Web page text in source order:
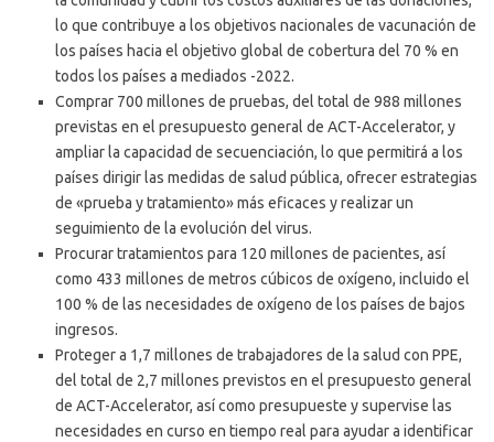
lo que contribuye a los objetivos nacionales de vacunación de
los países hacia el objetivo global de cobertura del 70 % en
todos los países a mediados -2022.
Comprar 700 millones de pruebas, del total de 988 millones
previstas en el presupuesto general de ACT-Accelerator, y
ampliar la capacidad de secuenciación, lo que permitirá a los
países dirigir las medidas de salud pública, ofrecer estrategias
de «prueba y tratamiento» más eficaces y realizar un
seguimiento de la evolución del virus.
Procurar tratamientos para 120 millones de pacientes, así
como 433 millones de metros cúbicos de oxígeno, incluido el
100 % de las necesidades de oxígeno de los países de bajos
ingresos.
Proteger a 1,7 millones de trabajadores de la salud con PPE,
del total de 2,7 millones previstos en el presupuesto general
de ACT-Accelerator, así como presupueste y supervise las
necesidades en curso en tiempo real para ayudar a identificar